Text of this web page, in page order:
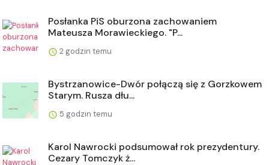
Posłanka PiS oburzona zachowaniem
Mateusza Morawieckiego. "P...
2 godzin temu
Bystrzanowice-Dwór połączą się z Gorzkowem
Starym. Rusza dłu...
5 godzin temu
Karol Nawrocki podsumował rok prezydentury.
Cezary Tomczyk ż...